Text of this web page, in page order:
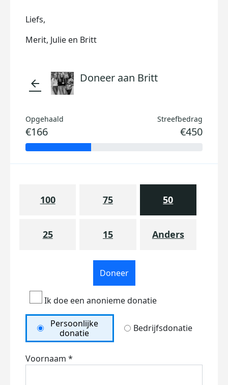
Liefs,
Merit, Julie en Britt
arrow_back Doneer aan Britt
Opgehaald
€166
Streefbedrag
€450
100 75 50
25 15 Anders
Doneer
Ik doe een anonieme donatie
Persoonlijke
donatie
Bedrijfsdonatie
Voornaam *